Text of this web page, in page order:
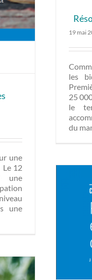
19 mai
les
25
le
du
une
Le 12
une
une